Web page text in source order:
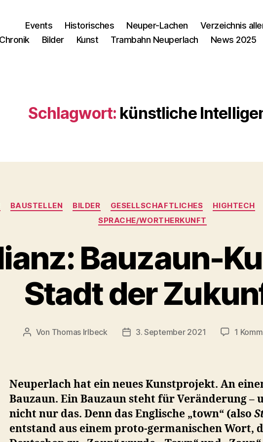
Events Historisches Neuper-Lachen Verzeichnis
Chronik
Bilder Kunst Trambahn Neuperlach News 2025
Schlagwort: künstliche
Kategorien
BAUSTELLEN BILDER GESELLSCHAFTLICHES HIGHTECH
SPRACHE/WORTHERKUNFT
Bauzaun-
Stadt der
Beitragsautor
Von Thomas Irlbeck Veröffentlichungsdatum
3. September 2021 1
Neuperlach hat ein neues Kunstprojekt. An
Bauzaun. Ein Bauzaun steht für Veränderung –
nicht nur das. Denn das Englische „town“ (also
entstand aus einem proto-germanischen Wort,